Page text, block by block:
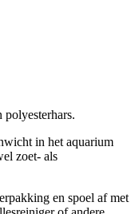
polyesterhars.
in het aquarium
zoet- als
en spoel af met